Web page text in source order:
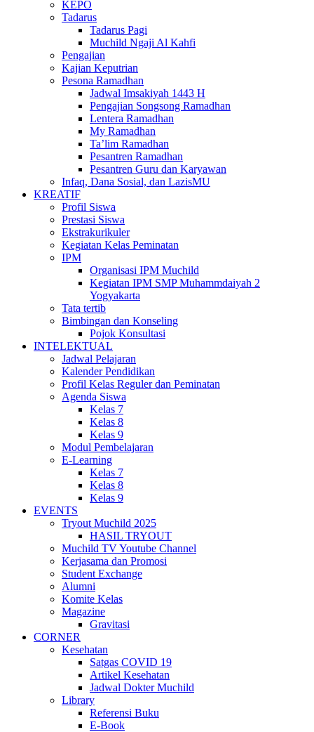
KEPO
Tadarus
Tadarus Pagi
Muchild Ngaji Al Kahfi
Pengajian
Kajian Keputrian
Pesona Ramadhan
Jadwal Imsakiyah 1443 H
Pengajian Songsong Ramadhan
Lentera Ramadhan
My Ramadhan
Ta’lim Ramadhan
Pesantren Ramadhan
Pesantren Guru dan Karyawan
Infaq, Dana Sosial, dan LazisMU
KREATIF
Profil Siswa
Prestasi Siswa
Ekstrakurikuler
Kegiatan Kelas Peminatan
IPM
Organisasi IPM Muchild
Kegiatan IPM SMP Muhammdaiyah 2
Yogyakarta
Tata tertib
Bimbingan dan Konseling
Pojok Konsultasi
INTELEKTUAL
Jadwal Pelajaran
Kalender Pendidikan
Profil Kelas Reguler dan Peminatan
Agenda Siswa
Kelas 7
Kelas 8
Kelas 9
Modul Pembelajaran
E-Learning
Kelas 7
Kelas 8
Kelas 9
EVENTS
Tryout Muchild 2025
HASIL TRYOUT
Muchild TV Youtube Channel
Kerjasama dan Promosi
Student Exchange
Alumni
Komite Kelas
Magazine
Gravitasi
CORNER
Kesehatan
Satgas COVID 19
Artikel Kesehatan
Jadwal Dokter Muchild
Library
Referensi Buku
E-Book